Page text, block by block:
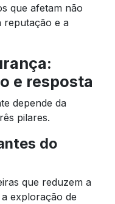
que afetam não
reputação e a
e resposta
depende da
pilares.
do
que reduzem a
exploração de